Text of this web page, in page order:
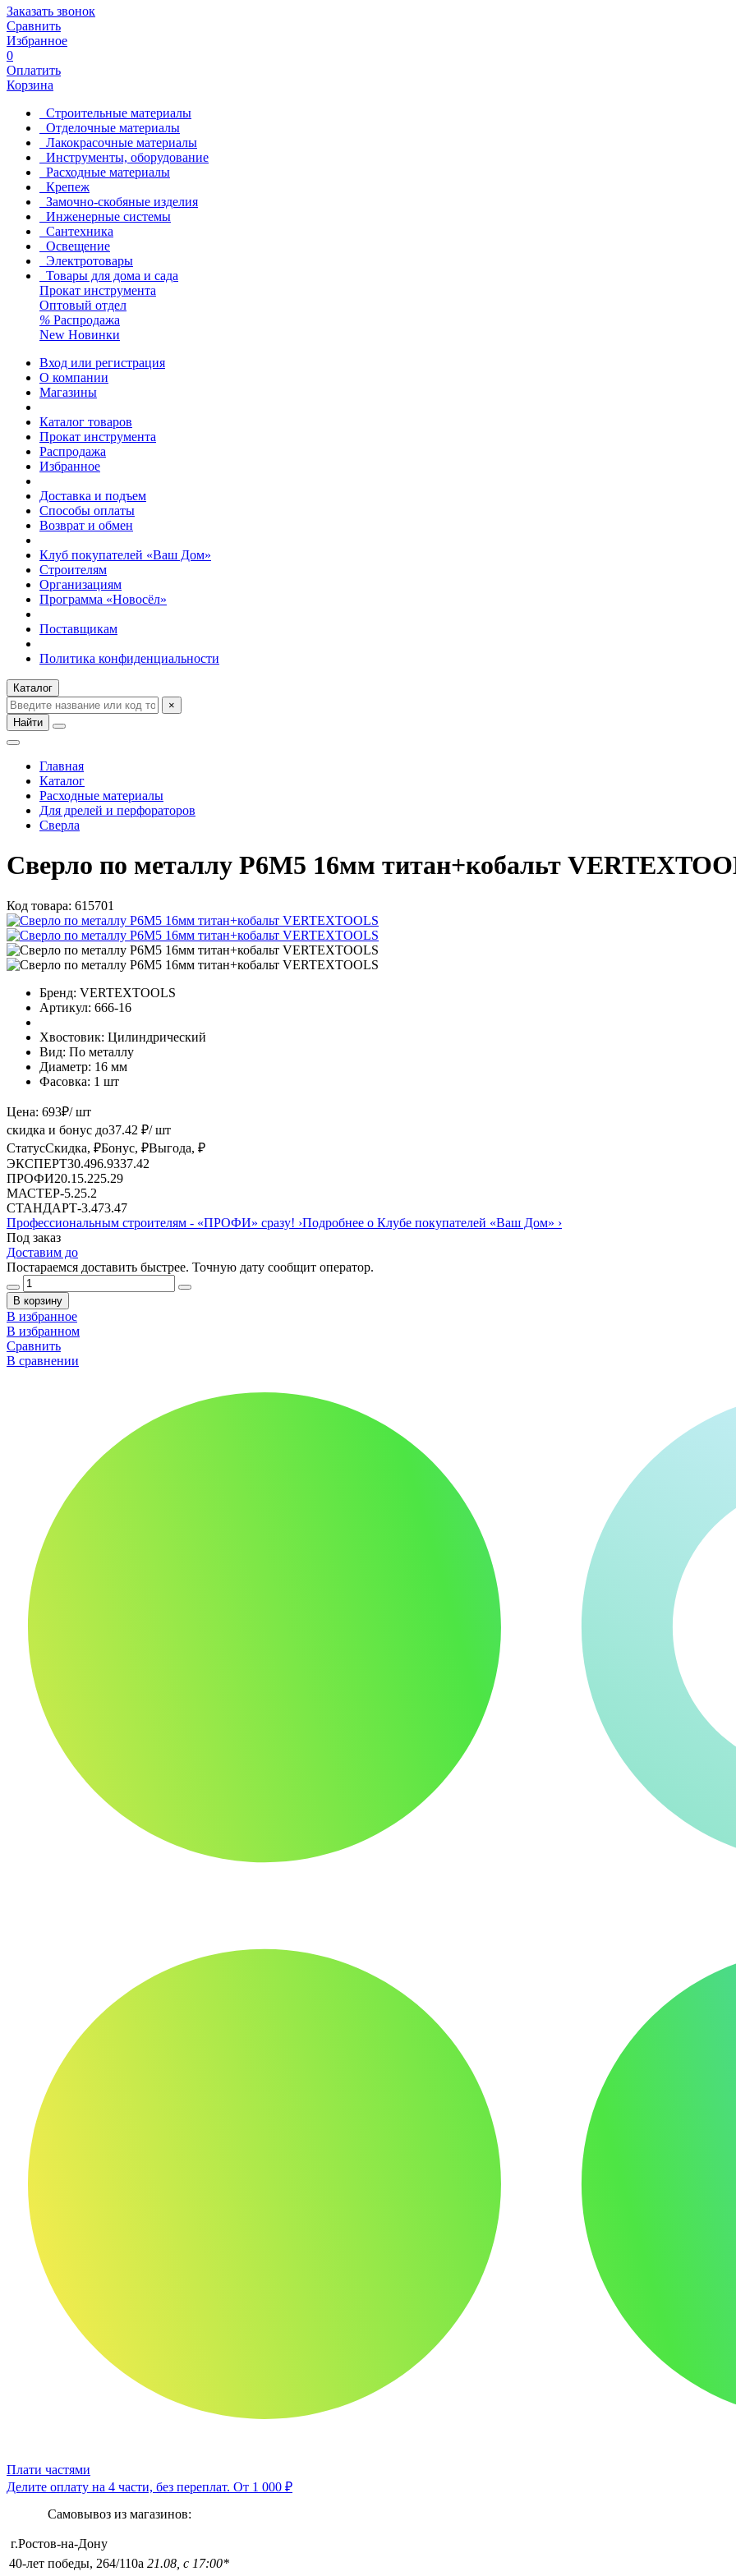
Заказать звонок
Сравнить
Избранное
0
Оплатить
Корзина
Строительные материалы
Отделочные материалы
Лакокрасочные материалы
Инструменты, оборудование
Расходные материалы
Крепеж
Замочно-скобяные изделия
Инженерные системы
Сантехника
Освещение
Электротовары
Товары для дома и сада
Прокат инструмента
Оптовый отдел
% Распродажа
New Новинки
Вход или регистрация
О компании
Магазины
Каталог товаров
Прокат инструмента
Распродажа
Избранное
Доставка и подъем
Способы оплаты
Возврат и обмен
Клуб покупателей «Ваш Дом»
Строителям
Организациям
Программа «Новосёл»
Поставщикам
Политика конфиденциальности
Каталог
×
Найти
Главная
Каталог
Расходные материалы
Для дрелей и перфораторов
Сверла
Сверло по металлу Р6М5 16мм титан+кобальт
Код товара: 615701
Бренд: VERTEXTOOLS
Артикул: 666-16
Хвостовик: Цилиндрический
Вид: По металлу
Диаметр: 16 мм
Фасовка: 1 шт
Цена: 693₽/ шт
скидка и бонус до37.42 ₽/ шт
СтатусСкидка, ₽Бонус, ₽Выгода, ₽
ЭКСПЕРТ30.496.9337.42
ПРОФИ20.1 5.225.29
МАСТЕР-5.25.2
СТАНДАРТ-3.473.47
Профессиональным строителям - «ПРОФИ» сразу! ›Подробнее о Клубе покупателей «Ваш Дом» ›
Под заказ
Доставим до
Постараемся доставить быстрее. Точную дату сообщит оператор.
В корзину
В избранное
В избранном
Сравнить
В сравнении
Плати частями
Делите оплату на 4 части, без переплат. От 1 000 ₽
Самовывоз из магазинов:
г.Ростов-на-Дону
40-лет победы, 264/110а 21.08, с 17:00*